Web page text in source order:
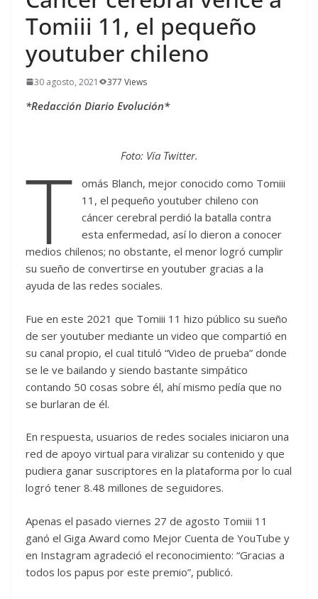
Tomiii 11, el pequeño
youtuber chileno
30 agosto, 2021 377 Views
*Redacción Diario Evolución*
Foto: Vía Twitter.
T
omás Blanch, mejor conocido como Tomiii
11, el pequeño youtuber chileno con
cáncer cerebral perdió la batalla contra
esta enfermedad, así lo dieron a conocer
medios chilenos; no obstante, el menor logró cumplir
su sueño de convertirse en youtuber gracias a la
ayuda de las redes sociales.
Fue en este 2021 que Tomiii 11 hizo público su sueño
de ser youtuber mediante un video que compartió en
su canal propio, el cual tituló “Video de prueba” donde
se le ve bailando y siendo bastante simpático
contando 50 cosas sobre él, ahí mismo pedía que no
se burlaran de él.
En respuesta, usuarios de redes sociales iniciaron una
red de apoyo virtual para viralizar su contenido y que
pudiera ganar suscriptores en la plataforma por lo cual
logró tener 8.48 millones de seguidores.
Apenas el pasado viernes 27 de agosto Tomiii 11
ganó el Giga Award como Mejor Cuenta de YouTube y
en Instagram agradeció el reconocimiento: “Gracias a
todos los papus por este premio”, publicó.